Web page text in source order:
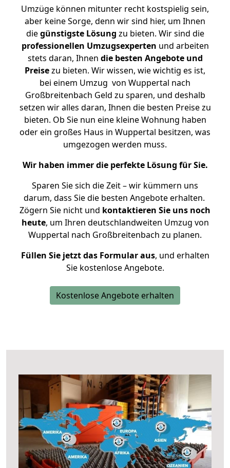
Umzüge können mitunter recht kostspielig sein,
aber keine Sorge, denn wir sind hier, um Ihnen
diegünstigste Lösung zu bieten. Wir sind die
professionellen Umzugsexperten und arbeiten
stets daran, Ihnen die besten Angebote und
Preisezu bieten. Wir wissen, wie wichtig es ist,
bei einem Umzug von Wuppertal nach
Großbreitenbach Geld zu sparen, und deshalb
setzen wir alles daran, Ihnen die besten Preise zu
bieten. Ob Sie nun eine kleine Wohnung haben
oder ein großes Haus in Wuppertal besitzen, was
umgezogen werden muss.
Wir haben immer die perfekte Lösung für Sie.
Sparen Sie sich die Zeit – wir kümmern uns
darum, dass Sie die besten Angebote erhalten.
Zögern Sie nicht und kontaktieren Sie uns noch
heute, um Ihren deutschlandweiten Umzug von
Wuppertal nach Großbreitenbach zu planen.
Füllen Sie jetzt das Formular aus, und erhalten
Sie kostenlose Angebote.
Kostenlose Angebote erhalten